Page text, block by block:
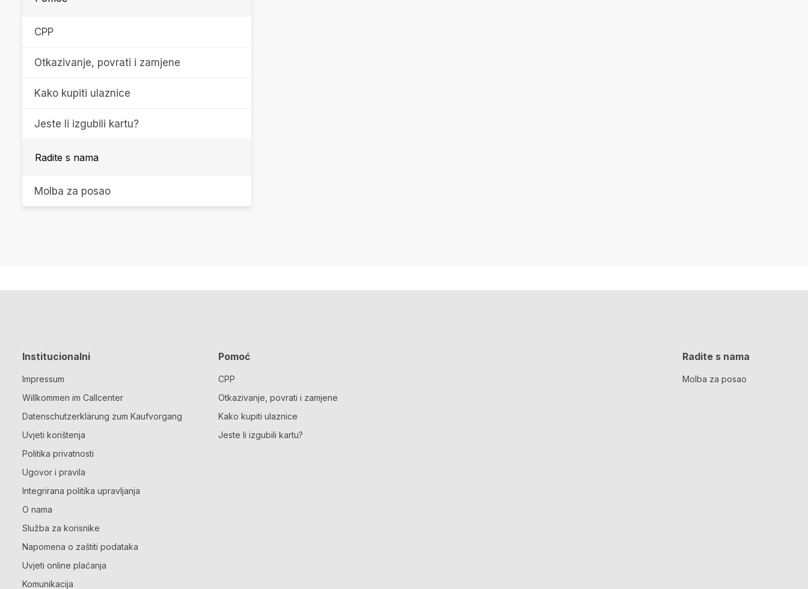
CPP
Otkazivanje, povrati i zamjene
Kako kupiti ulaznice
Jeste li izgubili kartu?
Radite s nama
Molba za posao
Institucionalni
Impressum
Willkommen im Callcenter
Datenschutzerklärung zum Kaufvorgang
Uvjeti korištenja
Politika privatnosti
Ugovor i pravila
Integrirana politika upravljanja
O nama
Služba za korisnike
Napomena o zaštiti podataka
Uvjeti online plaćanja
Komunikacija
Pomoć
CPP
Otkazivanje, povrati i zamjene
Kako kupiti ulaznice
Jeste li izgubili kartu?
Radite s nama
Molba za posao